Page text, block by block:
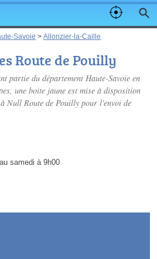
Savoie > Allonzier-la-Caille
Route de Pouilly
partie du département Haute-Savoie en
une boite jaune est mise à disposition
Null Route de Pouilly pour l'envoi de
samedi à 9h00